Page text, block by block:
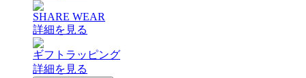
SHARE WEAR
詳細を見る
ギフトラッピング
詳細を見る